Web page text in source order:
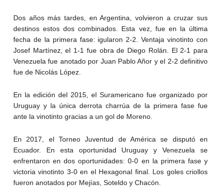
Dos años más tardes, en Argentina, volvieron a cruzar sus
destinos estos dos combinados. Esta vez, fue en la última
fecha de la primera fase: igularon 2-2. Ventaja vinotinto con
Josef Martínez, el 1-1 fue obra de Diego Rolán. El 2-1 para
Venezuela fue anotado por Juan Pablo Añor y el 2-2 definitivo
fue de Nicolás López.
En la edición del 2015, el Suramericano fue organizado por
Uruguay y la única derrota charrúa de la primera fase fue
ante la vinotinto gracias a un gol de Moreno.
En 2017, el Torneo Juventud de América se disputó en
Ecuador. En esta oportunidad Uruguay y Venezuela se
enfrentaron en dos oportunidades: 0-0 en la primera fase y
victoria vinotinto 3-0 en el Hexagonal final. Los goles criollos
fueron anotados por Mejías, Soteldo y Chacón.